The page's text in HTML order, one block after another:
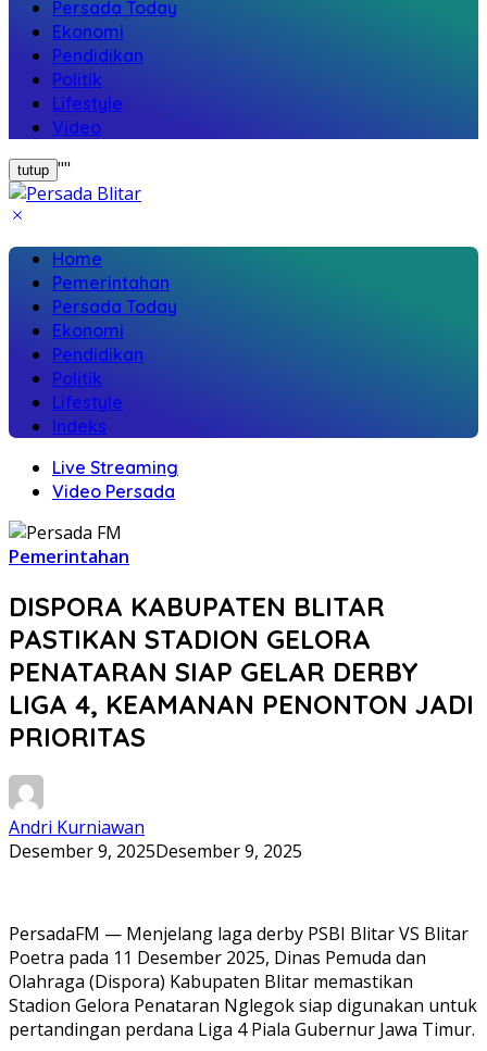
Persada Today
Ekonomi
Pendidikan
Politik
Lifestyle
Video
tutup ""
Home
Pemerintahan
Persada Today
Ekonomi
Pendidikan
Politik
Lifestyle
Indeks
Live Streaming
Video Persada
Pemerintahan
DISPORA KABUPATEN BLITAR
PASTIKAN STADION GELORA
PENATARAN SIAP GELAR DERBY
LIGA 4, KEAMANAN PENONTON JADI
PRIORITAS
Andri Kurniawan
Desember 9, 2025Desember 9, 2025
PersadaFM — Menjelang laga derby PSBI Blitar VS Blitar
Poetra pada 11 Desember 2025, Dinas Pemuda dan
Olahraga (Dispora) Kabupaten Blitar memastikan
Stadion Gelora Penataran Nglegok siap digunakan untuk
pertandingan perdana Liga 4 Piala Gubernur Jawa Timur.